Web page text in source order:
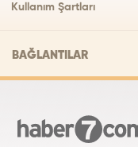
Kullanım Şartları
BAĞLANTILAR